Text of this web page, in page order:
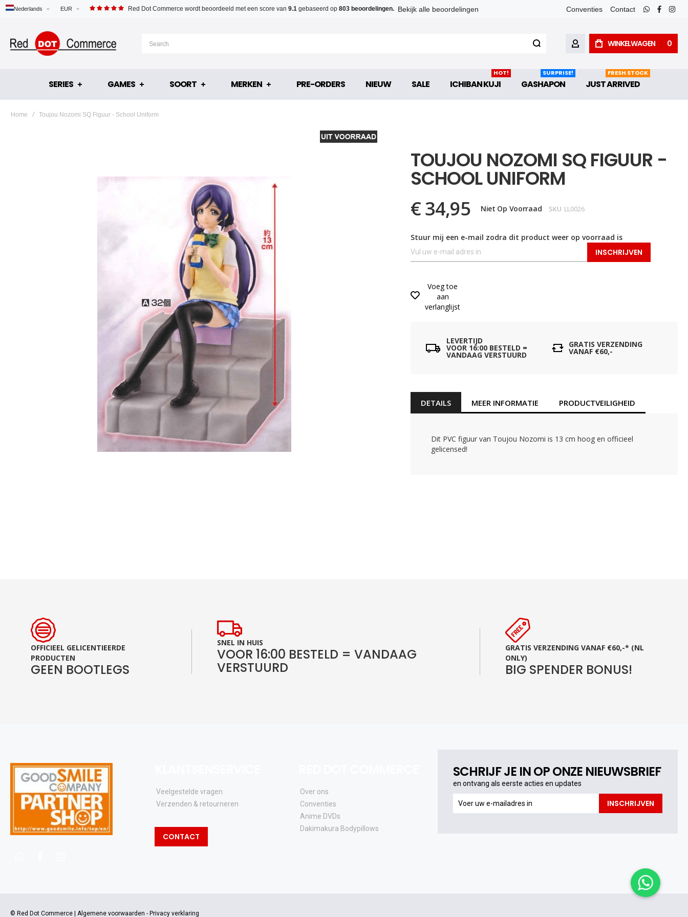
EUR
Nederlands Red Dot Commerce wordt beoordeeld met een score van 9.1 gebaseerd op 803 beoordelingen. Bekijk alle beoordelingen Conventies Contact
whatsapp
facebook
ACCOUNTWINKELWAGEN 0
SERIES GAMES SOORT MERKEN PRE-ORDERS NIEUW SALE ICHIBAN KUJI
HOT!
GASHAPON
SURPRISE!
JUST ARRIVED
FRESH STOCK
Home Toujou Nozomi SQ Figuur - School Uniform
TOUJOU NOZOMI SQ FIGUUR -
SCHOOL UNIFORM
€ 34,95 Niet Op Voorraad SKU LL0026
Stuur mij een e-mail zodra dit product weer op voorraad is
INSCHRIJVEN
Voeg toe
aan
verlanglijst
LEVERTIJD
VOOR 16:00 BESTELD =
VANDAAG VERSTUURD
GRATIS VERZENDING
VANAF €60,-
DETAILS
Dit PVC figuur van Toujou Nozomi is 13 cm hoog en officieel
gelicensed!
MEER INFORMATIE PRODUCTVEILIGHEID
OFFICIEEL GELICENTIEERDE
PRODUCTEN
GEEN BOOTLEGS
SNEL IN HUIS
VOOR 16:00 BESTELD = VANDAAG
VERSTUURD
GRATIS VERZENDING VANAF €60,-* (NL
ONLY)
BIG SPENDER BONUS!
SCHRIJF JE IN OP ONZE NIEUWSBRIEF
en ontvang als eerste acties en updates
ontvang
INSCHRIJVEN
Veelgestelde vragen
Verzenden & retourneren
CONTACT
Over ons
Conventies
Anime DVDs
Dakimakura Bodypillows
© Red Dot Commerce | Algemene voorwaarden - Privacy verklaring